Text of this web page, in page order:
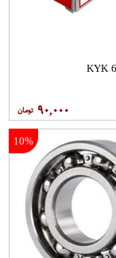
۹۰,۰۰۰
10%